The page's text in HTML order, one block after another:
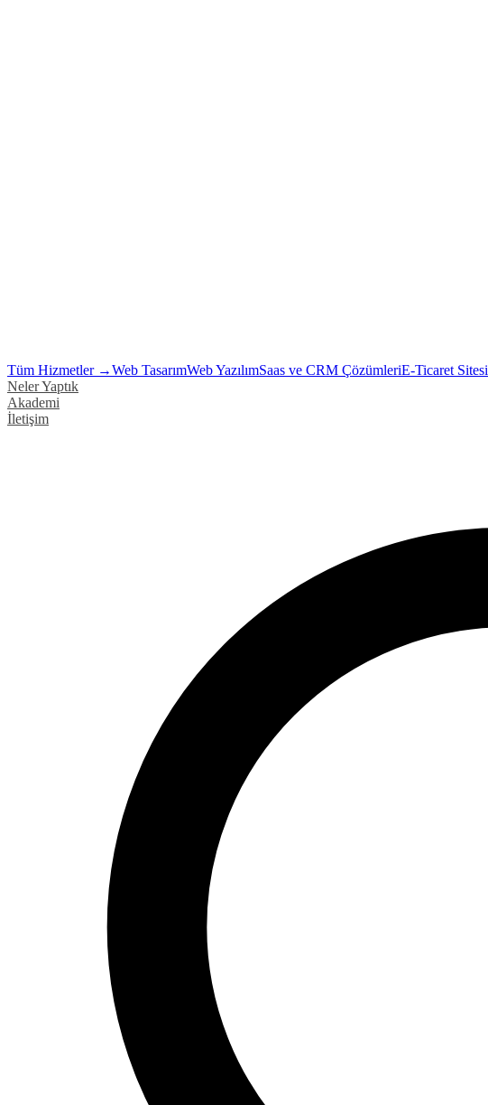
Tüm Hizmetler →Web TasarımWeb YazılımSaas ve CRM ÇözümleriE-Ticaret Sitesi
Neler Yaptık
Akademi
İletişim